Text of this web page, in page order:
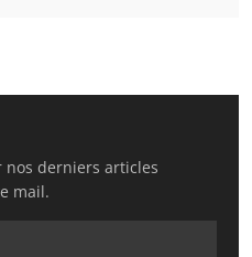
nos derniers articles
mail.